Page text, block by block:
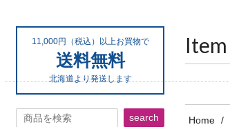
Item
Home
11,000円（税込）以上お買物で
送料無料
北海道より発送します
search